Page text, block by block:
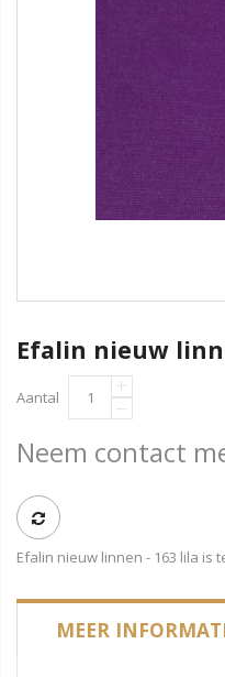
Efalin nieuw
Aantal
Neem contact
Efalin nieuw linnen - 163 lila is
MEER